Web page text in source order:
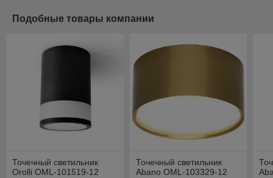
Подобные товары компании
Точечный светильник
Orolli OML-101519-12
Точечный светильник
Abano OML-103329-12